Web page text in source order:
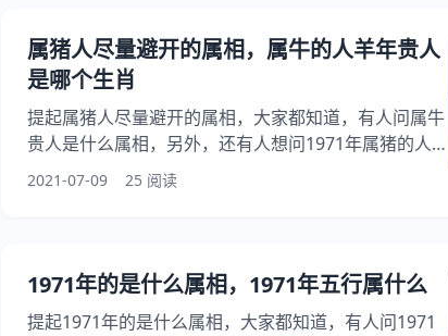
什么好坏，我认为其实这东西其实也没有什么太大的相
关性，最好还是要靠自己的努力。 今年属猪运气好吗
属猪人尽量避开的属相，属牛的人羊年贵人
是哪个生肖
提起属猪人尽量避开的属相，大家都知道，有人问属牛
贵人是什么属相，另外，还有人想问1971年属猪的人是
什么命，你知道这是怎么回事？其实85,6,1属牛的贵人
是什么属相，下面就一起来看看属牛的人羊年贵人是哪
人本应得到的。属龙人恼怒时很固执，不理智并很专
横，但属龙人发作之后就能原谅别人
2021-07-09 25 阅读
1971年的是什么属相，1971年五行属什么
提起1971年的是什么属相，大家都知道，有人问1971